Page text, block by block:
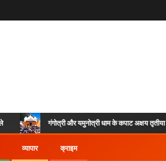
गंगोत्री और यमुनोत्री धाम के कपाट अक्षय तृतीया पर खुले
व्यापार क्राइम